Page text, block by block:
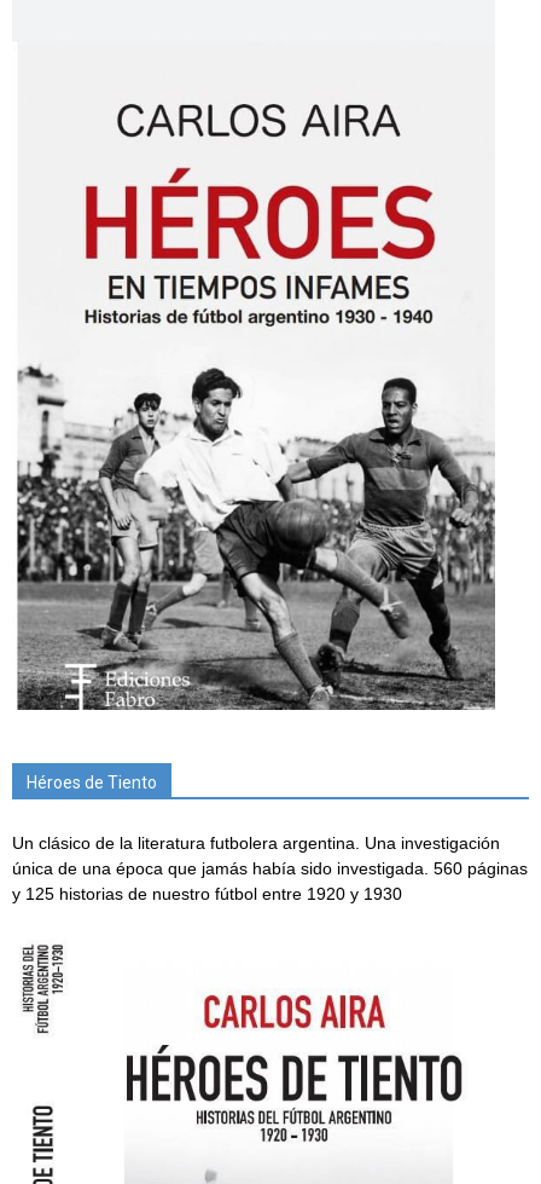
Héroes de Tiento
Un clásico de la literatura futbolera argentina. Una investigación
única de una época que jamás había sido investigada. 560 páginas
y 125 historias de nuestro fútbol entre 1920 y 1930